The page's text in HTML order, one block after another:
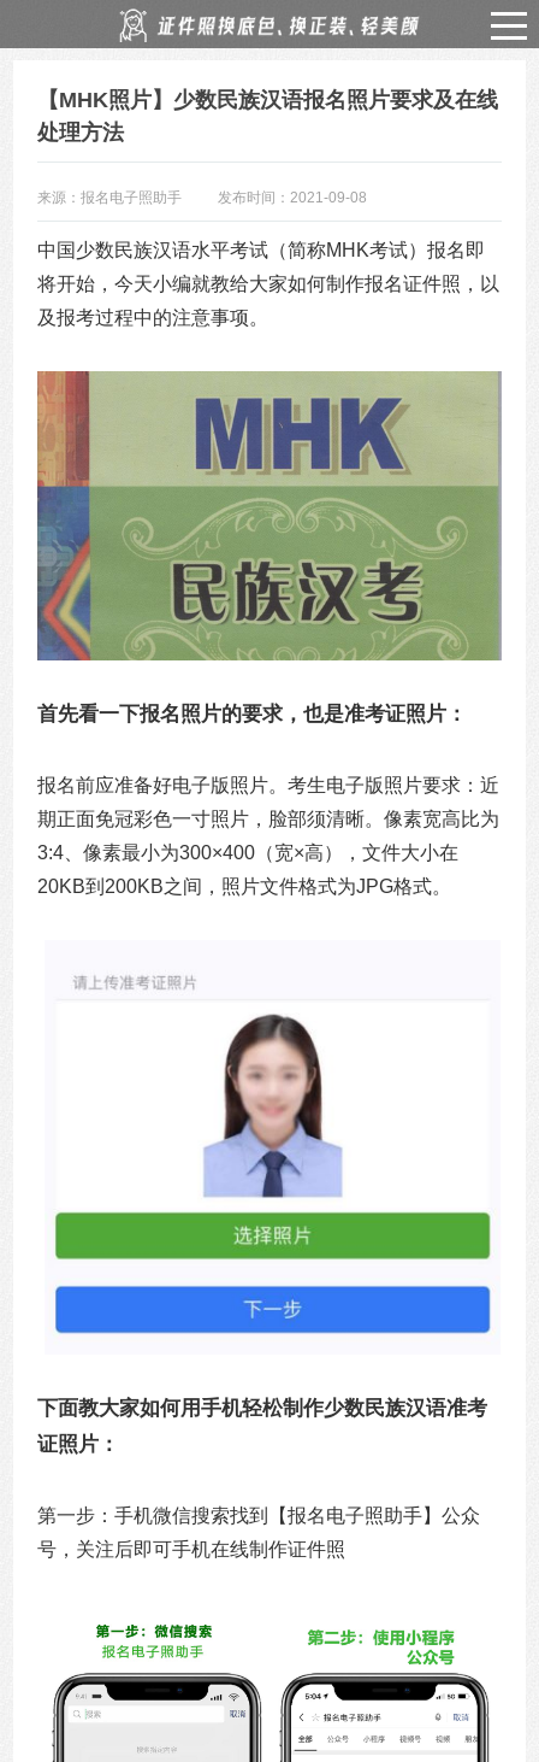
【MHK照片】少数民族汉语报名照片要求及在线
处理方法
来源：报名电子照助手 发布时间：2021-09-08
中国少数民族汉语水平考试（简称MHK考试）报名即
将开始，今天小编就教给大家如何制作报名证件照，以
及报考过程中的注意事项。
首先看一下报名照片的要求，也是准考证照片：
报名前应准备好电子版照片。考生电子版照片要求：近
期正面免冠彩色一寸照片，脸部须清晰。像素宽高比为
3:4、像素最小为300×400（宽×高），文件大小在
20KB到200KB之间，照片文件格式为JPG格式。
下面教大家如何用手机轻松制作少数民族汉语准考
证照片：
第一步：手机微信搜索找到【报名电子照助手】公众
号，关注后即可手机在线制作证件照